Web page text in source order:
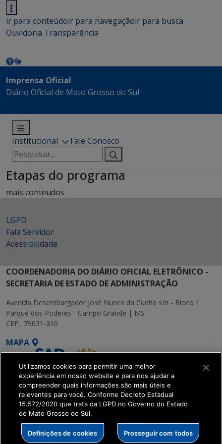
ir para conteúdoir para navegaçãoir para busca
Ouvidoria Transparência
Imprensa Oficial
Diário Oficial de Mato Grosso do Sul
Institucional
Fale Conosco
Pesquisar
por:
Etapas do programa
mais conteudos
LGPD
Fala Servidor
Acessibilidade
COORDENADORIA DO DIÁRIO OFICIAL ELETRÔNICO -
SECRETARIA DE ESTADO DE ADMINISTRAÇÃO
Avenida Desembargador José Nunes da Cunha s/n - Bloco 1
Parque dos Poderes - Campo Grande | MS
CEP.: 79031-310
MAPA
SETDIG | Secretaria-
Executiva de
Transformação Digital
Utilizamos cookies para permitir uma melhor
experiência em nosso website e para nos ajudar a
compreender quais informações são mais úteis e
relevantes para você. Conforme Decreto Estadual
15.572/2020 que trata da LGPD no Governo do Estado
de Mato Grosso do Sul.
Definições de cookies Prosseguir com todos